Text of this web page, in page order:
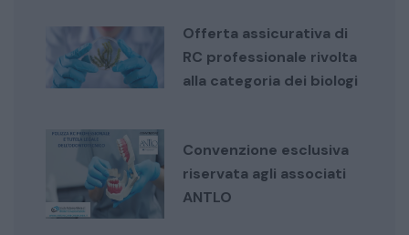
Offerta assicurativa di
RC professionale rivolta
alla categoria dei biologi
Convenzione esclusiva
riservata agli associati
ANTLO